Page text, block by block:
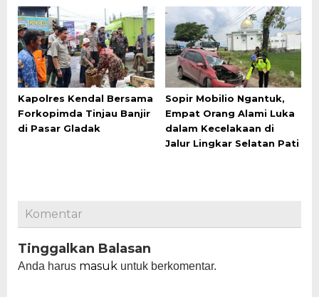
Kapolres Kendal Bersama
Forkopimda Tinjau Banjir
di Pasar Gladak
Sopir Mobilio Ngantuk,
Empat Orang Alami Luka
dalam Kecelakaan di
Jalur Lingkar Selatan Pati
Komentar
Tinggalkan Balasan
Anda harus masuk untuk berkomentar.